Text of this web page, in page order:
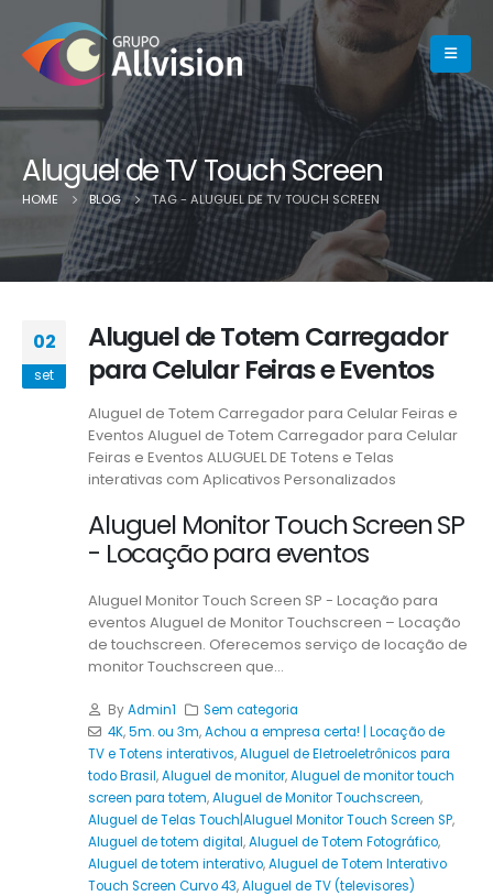
Aluguel de TV Touch Screen
HOME BLOG TAG - ALUGUEL DE TV TOUCH SCREEN
02
set
Aluguel de Totem Carregador
para Celular Feiras e Eventos
Aluguel de Totem Carregador para Celular Feiras e
Eventos Aluguel de Totem Carregador para Celular
Feiras e Eventos ALUGUEL DE Totens e Telas
interativas com Aplicativos Personalizados
Aluguel Monitor Touch Screen SP
- Locação para eventos
Aluguel Monitor Touch Screen SP - Locação para
eventos Aluguel de Monitor Touchscreen – Locação
de touchscreen. Oferecemos serviço de locação de
monitor Touchscreen que...
ByAdmin1
Sem categoria
4K,5m. ou 3m,Achou a empresa certa! | Locação de
TV e Totens interativos,Aluguel de Eletroeletrônicos para
todo Brasil,Aluguel de monitor,Aluguel de monitor touch
screen para totem,Aluguel de Monitor Touchscreen,
Aluguel de Telas Touch|Aluguel Monitor Touch Screen SP,
Aluguel de totem digital,Aluguel de Totem Fotográfico,
Aluguel de totem interativo,Aluguel de Totem Interativo
Touch Screen Curvo 43,Aluguel de TV (televisores)